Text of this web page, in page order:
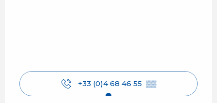
+33 (0)4 68 46 55 ▒▒